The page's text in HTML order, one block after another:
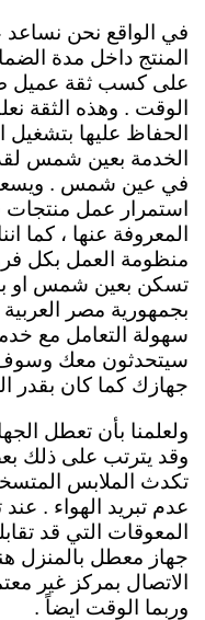
في الواقع نحن نساعد
المنتج داخل مدة
على كسب ثقة عميل
الوقت . وهذه الثقة
الحفاظ عليها
الخدمة بعين شمس لقد
في عين شمس .
استمرار عمل منتجات
المعروفة عنها ، كما
منظومة العمل بكل
تسكن بعين شمس او
بجمهورية مصر
سهولة التعامل مع
سيتحدثون معك وسوف
جهازك كما كان بقدر
ولعلمنا بأن تعطل
وقد يترتب على ذلك
تكدث الملابس
عدم تبريد الهواء .
المعوقات التي قد
جهاز معطل بالمنزل
الاتصال بمركز غير
وربما الوقت ايضاً .